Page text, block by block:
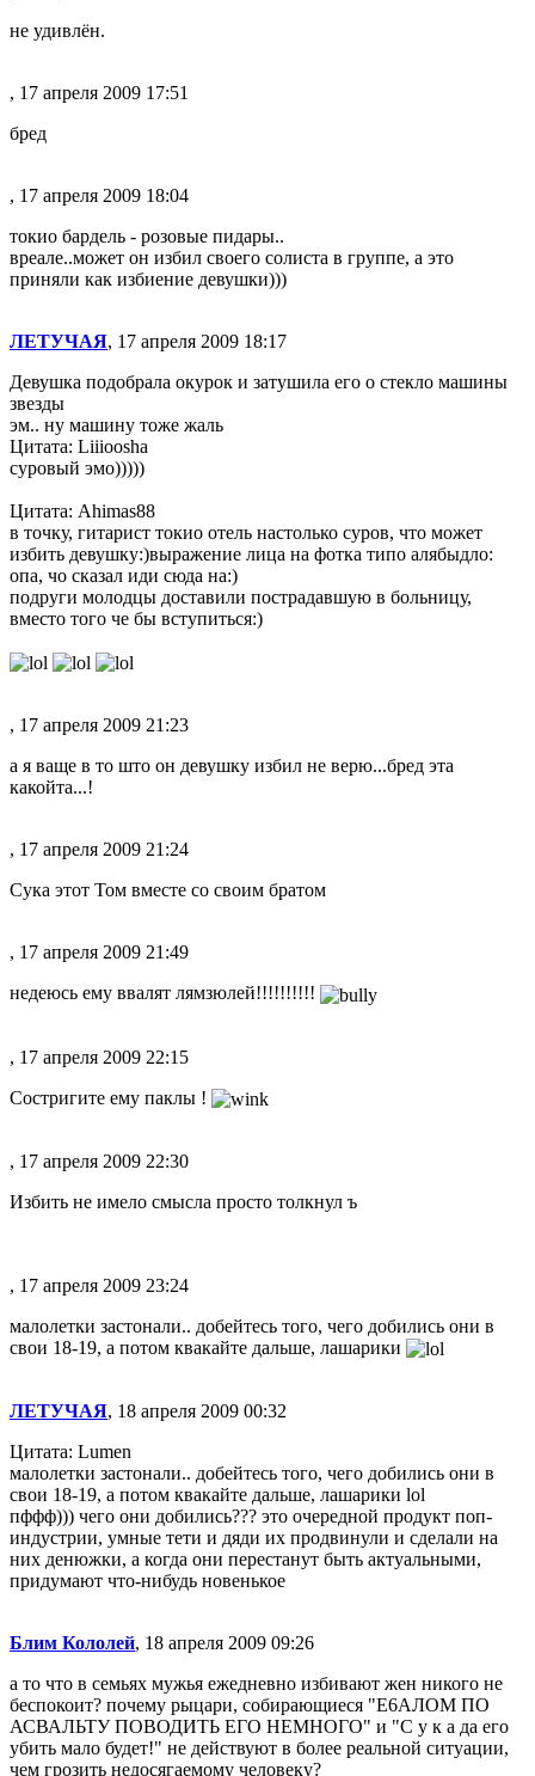
не удивлён.
, 17 апреля 2009 17:51
бред
, 17 апреля 2009 18:04
токио бардель - розовые пидары..
вреале..может он избил своего солиста в группе, а это
приняли как избиение девушки)))
ЛЕТУЧАЯ, 17 апреля 2009 18:17
Девушка подобрала окурок и затушила его о стекло машины
звезды
эм.. ну машину тоже жаль
Цитата: Liiioosha
суровый эмо)))))
Цитата: Ahimas88
в точку, гитарист токио отель настолько суров, что может
избить девушку:)выражение лица на фотка типо алябыдло:
опа, чо сказал иди сюда на:)
подруги молодцы доставили пострадавшую в больницу,
вместо того че бы вступиться:)
, 17 апреля 2009 21:23
а я ваще в то што он девушку избил не верю...бред эта
какойта...!
, 17 апреля 2009 21:24
Сука этот Том вместе со своим братом
, 17 апреля 2009 21:49
недеюсь ему ввалят лямзюлей!!!!!!!!!!
, 17 апреля 2009 22:15
Состригите ему паклы !
, 17 апреля 2009 22:30
Избить не имело смысла просто толкнул ъ
, 17 апреля 2009 23:24
малолетки застонали.. добейтесь того, чего добились они в
свои 18-19, а потом квакайте дальше, лашарики
ЛЕТУЧАЯ, 18 апреля 2009 00:32
Цитата: Lumen
малолетки застонали.. добейтесь того, чего добились они в
свои 18-19, а потом квакайте дальше, лашарики lol
пффф))) чего они добились??? это очередной продукт поп-
индустрии, умные тети и дяди их продвинули и сделали на
них денюжки, а когда они перестанут быть актуальными,
придумают что-нибудь новенькое
Блим Кололей, 18 апреля 2009 09:26
а то что в семьях мужья ежедневно избивают жен никого не
беспокоит? почему рыцари, собирающиеся "Е6АЛОМ ПО
АСВАЛЬТУ ПОВОДИТЬ ЕГО НЕМНОГО" и "С у к а да его
убить мало будет!" не действуют в более реальной ситуации,
чем грозить недосягаемому человеку?